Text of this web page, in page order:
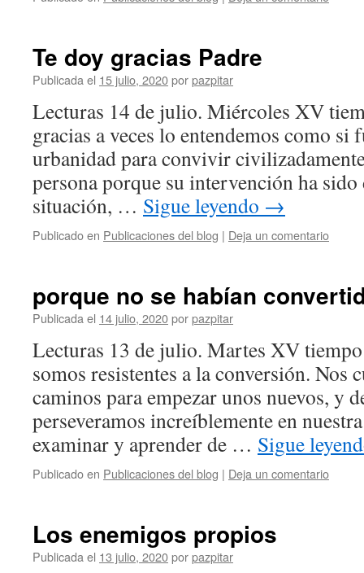
Te doy gracias Padre
Publicada el 15 julio, 2020porpazpitar
Lecturas 14 de julio. Miércoles XV
gracias a veces lo entendemos como si
urbanidad para convivir
persona porque su intervención ha
situación, … Sigue leyendo →
Publicado en Publicaciones del blog | Deja un comentario
porque no se habían
Publicada el 14 julio, 2020porpazpitar
Lecturas 13 de julio. Martes XV
somos resistentes a la conversión. Nos
caminos para empezar unos nuevos, y
perseveramos increíblemente en
examinar y aprender de … Sigue
Publicado en Publicaciones del blog | Deja un comentario
Los enemigos propios
Publicada el 13 julio, 2020porpazpitar